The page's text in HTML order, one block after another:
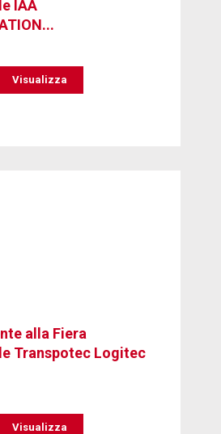
IAA
Visualizza
alla Fiera
Transpotec Logitec
Visualizza